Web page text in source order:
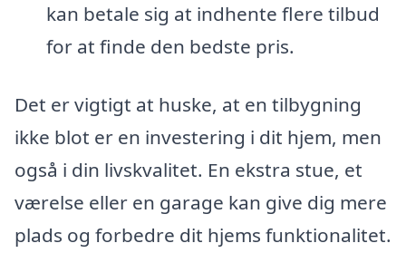
kan betale sig at indhente flere tilbud
for at finde den bedste pris.
Det er vigtigt at huske, at en tilbygning
ikke blot er en investering i dit hjem, men
også i din livskvalitet. En ekstra stue, et
værelse eller en garage kan give dig mere
plads og forbedre dit hjems funktionalitet.